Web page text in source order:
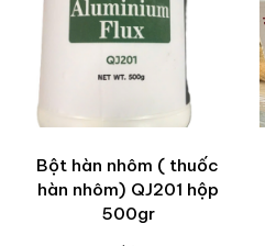
Bột hàn nhôm ( thuốc
hàn nhôm) QJ201 hộp
500gr